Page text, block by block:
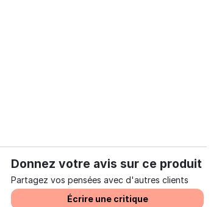
Donnez votre avis sur ce produit
Partagez vos pensées avec d'autres clients
Écrire une critique